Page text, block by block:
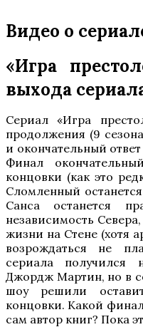
Видео о
«Игра
выхода
Сериал «Игра
продолжения (9
и окончательный
Финал
концовки (как это
Сломленный
Санса останется
независимость
жизни на Стене (хотя
возрождаться не
сериала получился
Джордж Мартин, но в
шоу решили
концовки. Какой
сам автор книг? Пока